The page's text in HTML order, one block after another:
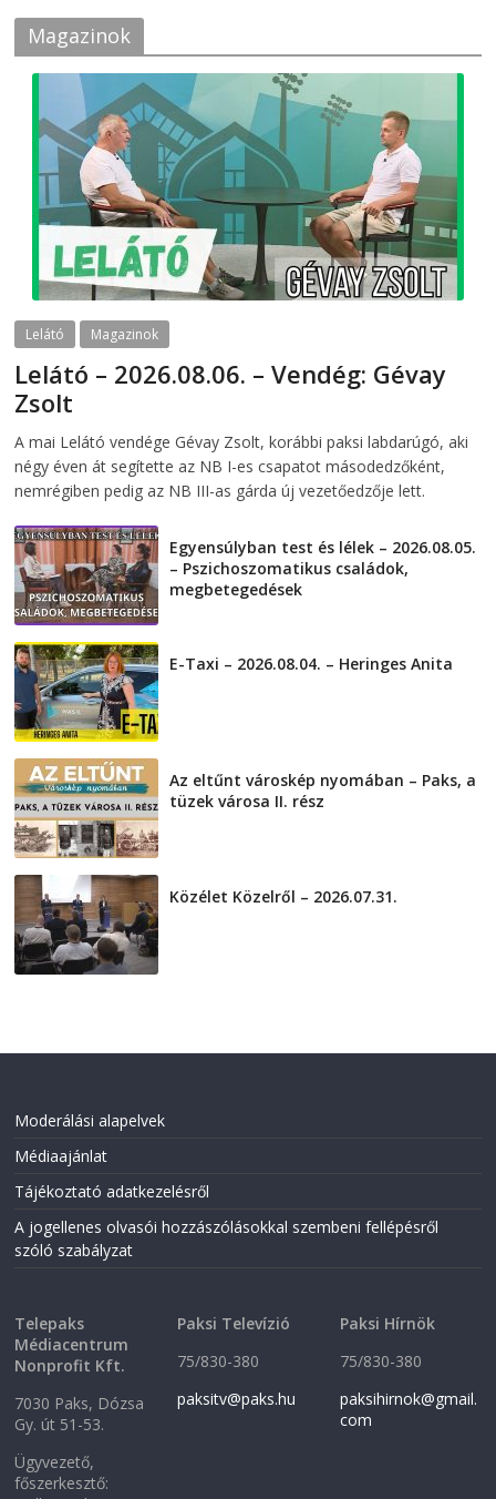
Magazinok
Lelátó Magazinok
Lelátó – 2026.08.06. – Vendég: Gévay
Zsolt
A mai Lelátó vendége Gévay Zsolt, korábbi paksi labdarúgó, aki
négy éven át segítette az NB I-es csapatot másodedzőként,
nemrégiben pedig az NB III-as gárda új vezetőedzője lett.
Egyensúlyban test és lélek – 2026.08.05.
– Pszichoszomatikus családok,
megbetegedések
E-Taxi – 2026.08.04. – Heringes Anita
Az eltűnt városkép nyomában – Paks, a
tüzek városa II. rész
Közélet Közelről – 2026.07.31.
Moderálási alapelvek
Médiaajánlat
Tájékoztató adatkezelésről
A jogellenes olvasói hozzászólásokkal szembeni fellépésről
szóló szabályzat
Telepaks
Médiacentrum
Nonprofit Kft.
7030 Paks, Dózsa
Gy. út 51-53.
Ügyvezető,
főszerkesztő:
Paksi Televízió
75/830-380
paksitv@paks.hu
Paksi Hírnök
75/830-380
paksihirnok@gmail.
com